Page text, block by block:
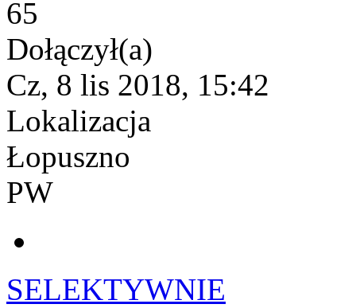
65
Dołączył(a)
Cz, 8 lis 2018, 15:42
Lokalizacja
Łopuszno
PW
SELEKTYWNIE